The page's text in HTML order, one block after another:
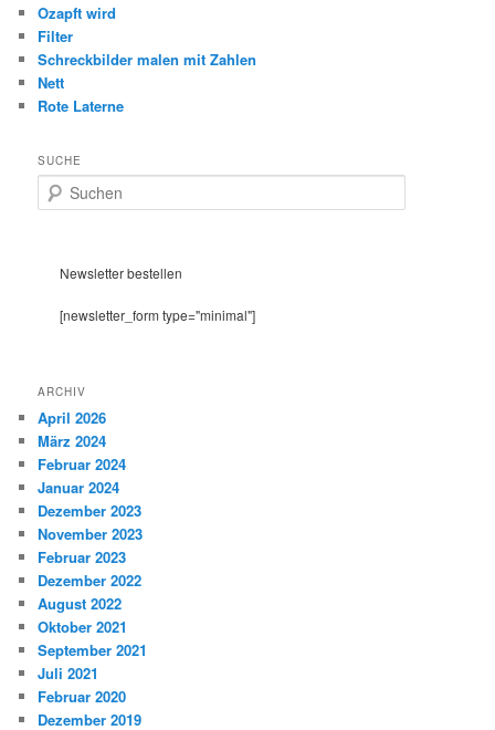
Ozapft wird
Filter
Schreckbilder malen mit Zahlen
Nett
Rote Laterne
SUCHE
u
Newsletter bestellen
[newsletter_form type="minimal"]
ARCHIV
April 2026
März 2024
Februar 2024
Januar 2024
Dezember 2023
November 2023
Februar 2023
Dezember 2022
August 2022
Oktober 2021
September 2021
Juli 2021
Februar 2020
Dezember 2019